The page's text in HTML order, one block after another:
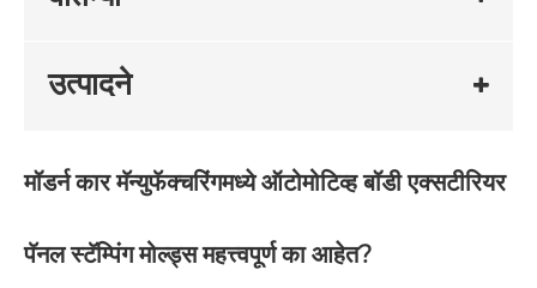
उत्पादने
मॉडर्न कार मॅन्युफॅक्चरिंगमध्ये ऑटोमोटिव्ह बॉडी एक्सटीरियर
पॅनल स्टॅम्पिंग मोल्ड्स महत्त्वपूर्ण का आहेत?